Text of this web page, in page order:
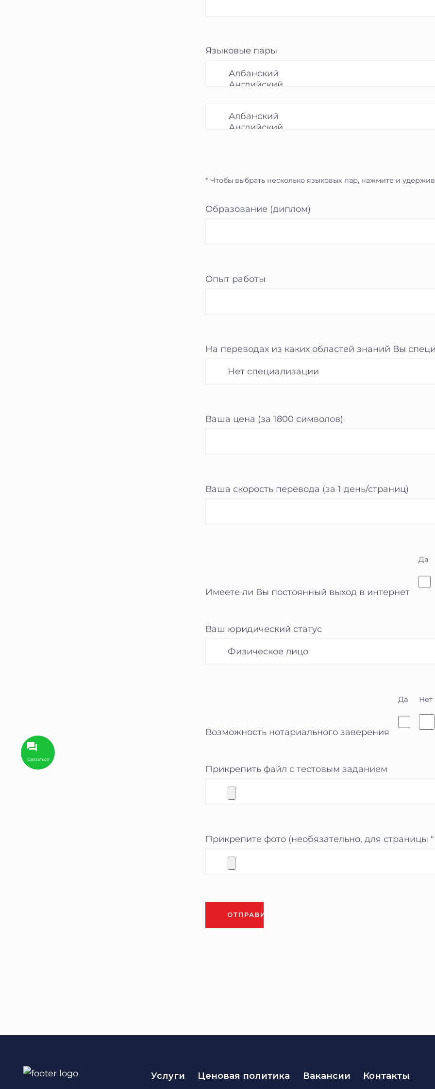
Связаться
с
Языковые пары
* Чтобы выбрать несколько языковых пар, нажмите и
Образование (диплом)
Опыт работы
На переводах из каких областей знаний Вы
Ваша цена (за 1800 символов)
Ваша скорость перевода (за 1 день/страниц)
Имеете ли Вы постоянный выход в интернет
Да
Ваш юридический статус
Возможность нотариального заверения
Да Нет
Прикрепить файл с тестовым заданием
Прикрепите фото (необязательно, для
Услуги Ценовая политика Вакансии Контакты